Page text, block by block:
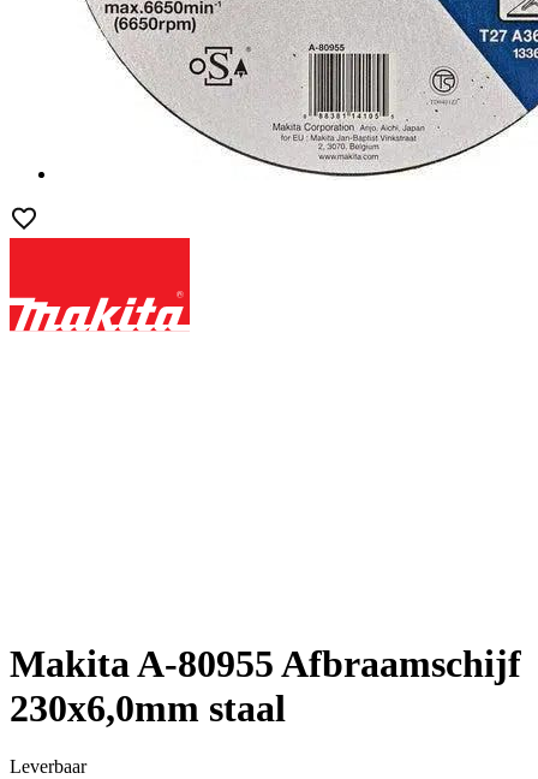
Makita A-80955 Afbraamschijf
230x6,0mm staal
Leverbaar